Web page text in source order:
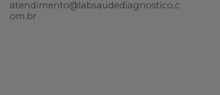
atendimento@labsaudediagnostico.c
om.br